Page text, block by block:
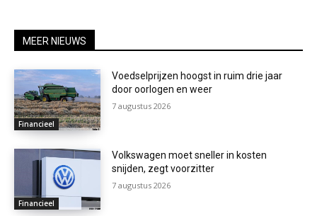
MEER NIEUWS
Financieel
Voedselprijzen hoogst in ruim drie jaar
door oorlogen en weer
7 augustus 2026
Financieel
Volkswagen moet sneller in kosten
snijden, zegt voorzitter
7 augustus 2026